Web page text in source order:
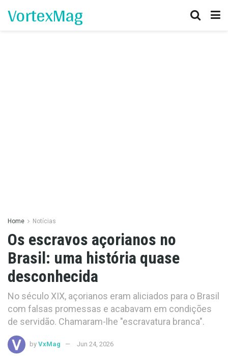
VortexMag
Home Notícias
Os escravos açorianos no
Brasil: uma história quase
desconhecida
No século XIX, açorianos eram aliciados para o Brasil
com falsas promessas e acabavam em condições
de servidão. Chamaram-lhe "escravatura branca".
by VxMag Jun 24, 2026